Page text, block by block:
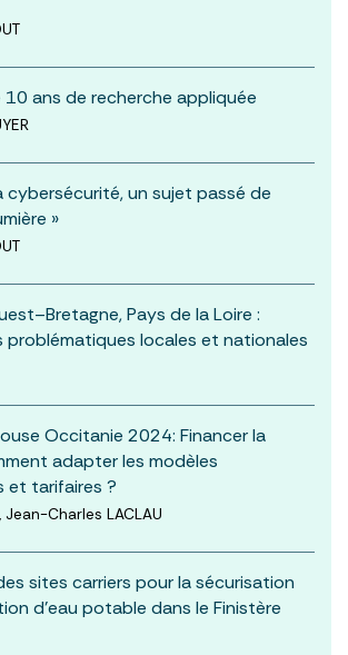
10 ans de recherche appliquée
cybersécurité, un sujet passé de
»
Pays de la Loire :
problématiques locales et nationales
Occitanie 2024: Financer la
adapter les modèles
et tarifaires ?
Charles LACLAU
sites carriers pour la sécurisation
d’eau potable dans le Finistère